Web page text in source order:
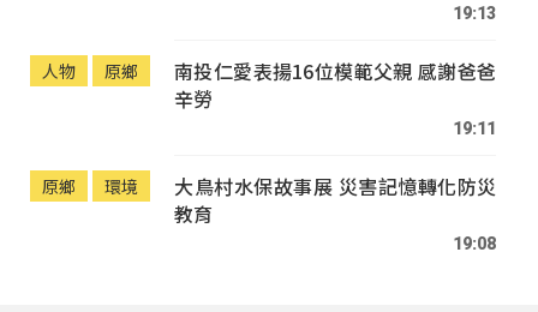
19:13
人物 原鄉
南投仁愛表揚16位模範父親 感謝爸爸
辛勞
19:11
原鄉 環境
大鳥村水保故事展 災害記憶轉化防災
教育
19:08